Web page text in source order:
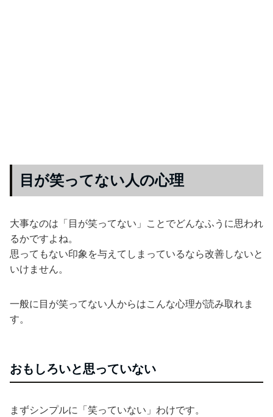
目が笑ってない人の心理
大事なのは「目が笑ってない」ことでどんなふうに思われ
るかですよね。
思ってもない印象を与えてしまっているなら改善しないと
いけません。
一般に目が笑ってない人からはこんな心理が読み取れま
す。
おもしろいと思っていない
まずシンプルに「笑っていない」わけです。